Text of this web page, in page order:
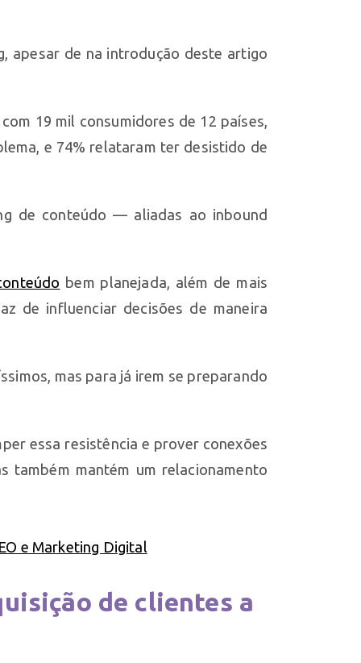
apesar de na introdução deste artigo
19 mil consumidores de 12 países,
e 74% relataram ter desistido de
de conteúdo — aliadas ao inbound
bem planejada, além de mais
de influenciar decisões de maneira
mas para já irem se preparando
essa resistência e prover conexões
também mantém um relacionamento
de clientes a